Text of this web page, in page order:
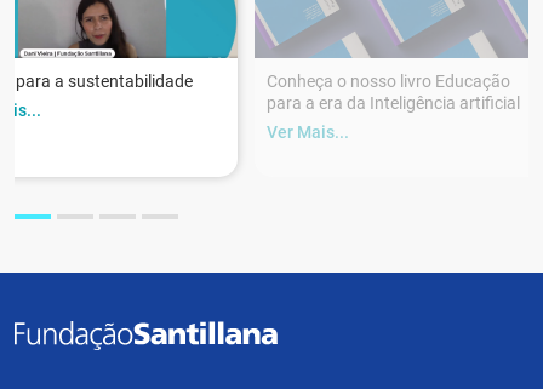
para a sustentabilidade
Conheça o nosso livro Educação
para a era da Inteligência artificial
Ver Mais...